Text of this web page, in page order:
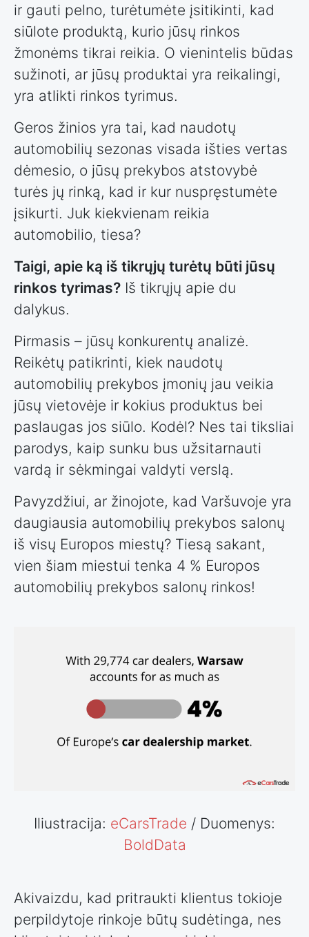
ir gauti pelno, turėtumėte įsitikinti, kad
siūlote produktą, kurio jūsų rinkos
žmonėms tikrai reikia. O vienintelis būdas
sužinoti, ar jūsų produktai yra reikalingi,
yra atlikti rinkos tyrimus.
Geros žinios yra tai, kad naudotų
automobilių sezonas visada išties vertas
dėmesio, o jūsų prekybos atstovybė
turės jų rinką, kad ir kur nuspręstumėte
įsikurti. Juk kiekvienam reikia
automobilio, tiesa?
Taigi, apie ką iš tikrųjų turėtų būti jūsų
rinkos tyrimas? Iš tikrųjų apie du
dalykus.
Pirmasis – jūsų konkurentų analizė.
Reikėtų patikrinti, kiek naudotų
automobilių prekybos įmonių jau veikia
jūsų vietovėje ir kokius produktus bei
paslaugas jos siūlo. Kodėl? Nes tai tiksliai
parodys, kaip sunku bus užsitarnauti
vardą ir sėkmingai valdyti verslą.
Pavyzdžiui, ar žinojote, kad Varšuvoje yra
daugiausia automobilių prekybos salonų
iš visų Europos miestų? Tiesą sakant,
vien šiam miestui tenka 4 % Europos
automobilių prekybos salonų rinkos!
Iliustracija: eCarsTrade / Duomenys:
BoldData
Akivaizdu, kad pritraukti klientus tokioje
perpildytoje rinkoje būtų sudėtinga, nes